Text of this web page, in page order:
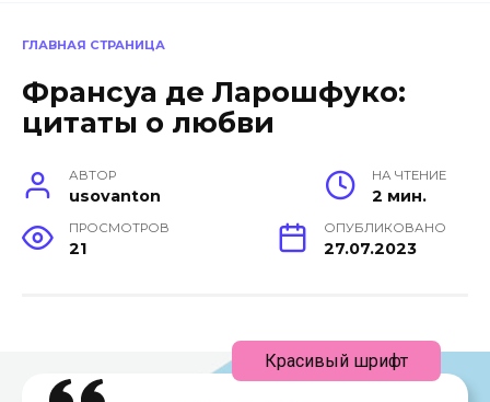
ГЛАВНАЯ СТРАНИЦА
Франсуа де Ларошфуко:
цитаты о любви
АВТОР
usovanton
НА ЧТЕНИЕ
2 мин.
ПРОСМОТРОВ
21
ОПУБЛИКОВАНО
27.07.2023
Красивый шрифт